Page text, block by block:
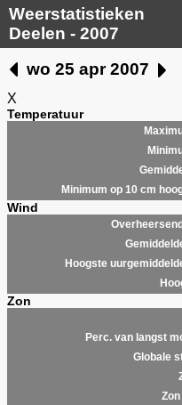
Weerstatistieken
Deelen - 2007
wo 25 apr 2007
X
Temperatuur
Minimum op 10 cm
Wind
Hoogste
Zon
Perc. van langst
Globale